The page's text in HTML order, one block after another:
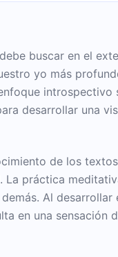
buscar en el
yo más
introspectivo
desarrollar una
de los
práctica
Al
en una sensación